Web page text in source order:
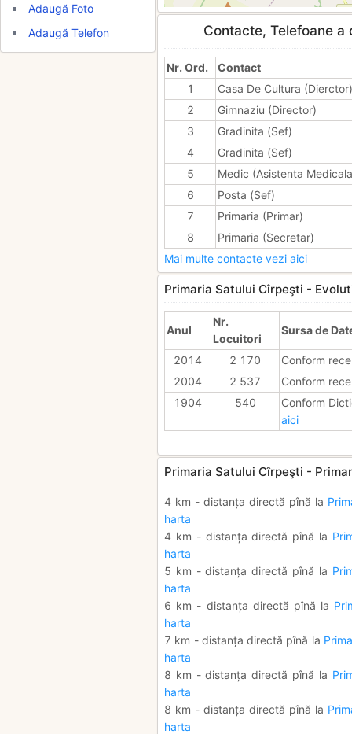
Adaugă Foto
Adaugă Telefon
Contacte, Telefoane
Nr. Ord.
Contact
1
Casa De Cultura (Dierctor)
2
Gimnaziu (Director)
3
Gradinita (Sef)
4
Gradinita (Sef)
5
Medic (Asistenta
6
Posta (Sef)
7
Primaria (Primar)
8
Primaria (Secretar)
Mai multe contacte vezi aici
Primaria Satului Cîrpeşti -
Anul
Nr.
Locuitori
Sursa de
2014 2 170
Conform
2004
2 537
Conform
1904
540
Conform
aici
Primaria Satului Cîrpeşti -
4 km - distanța directă pînă la
harta
4 km - distanța directă pînă la
harta
5 km - distanța directă pînă la
harta
6 km - distanța directă pînă la
harta
7 km - distanța directă pînă la
harta
8 km - distanța directă pînă la
harta
8 km - distanța directă pînă la
harta